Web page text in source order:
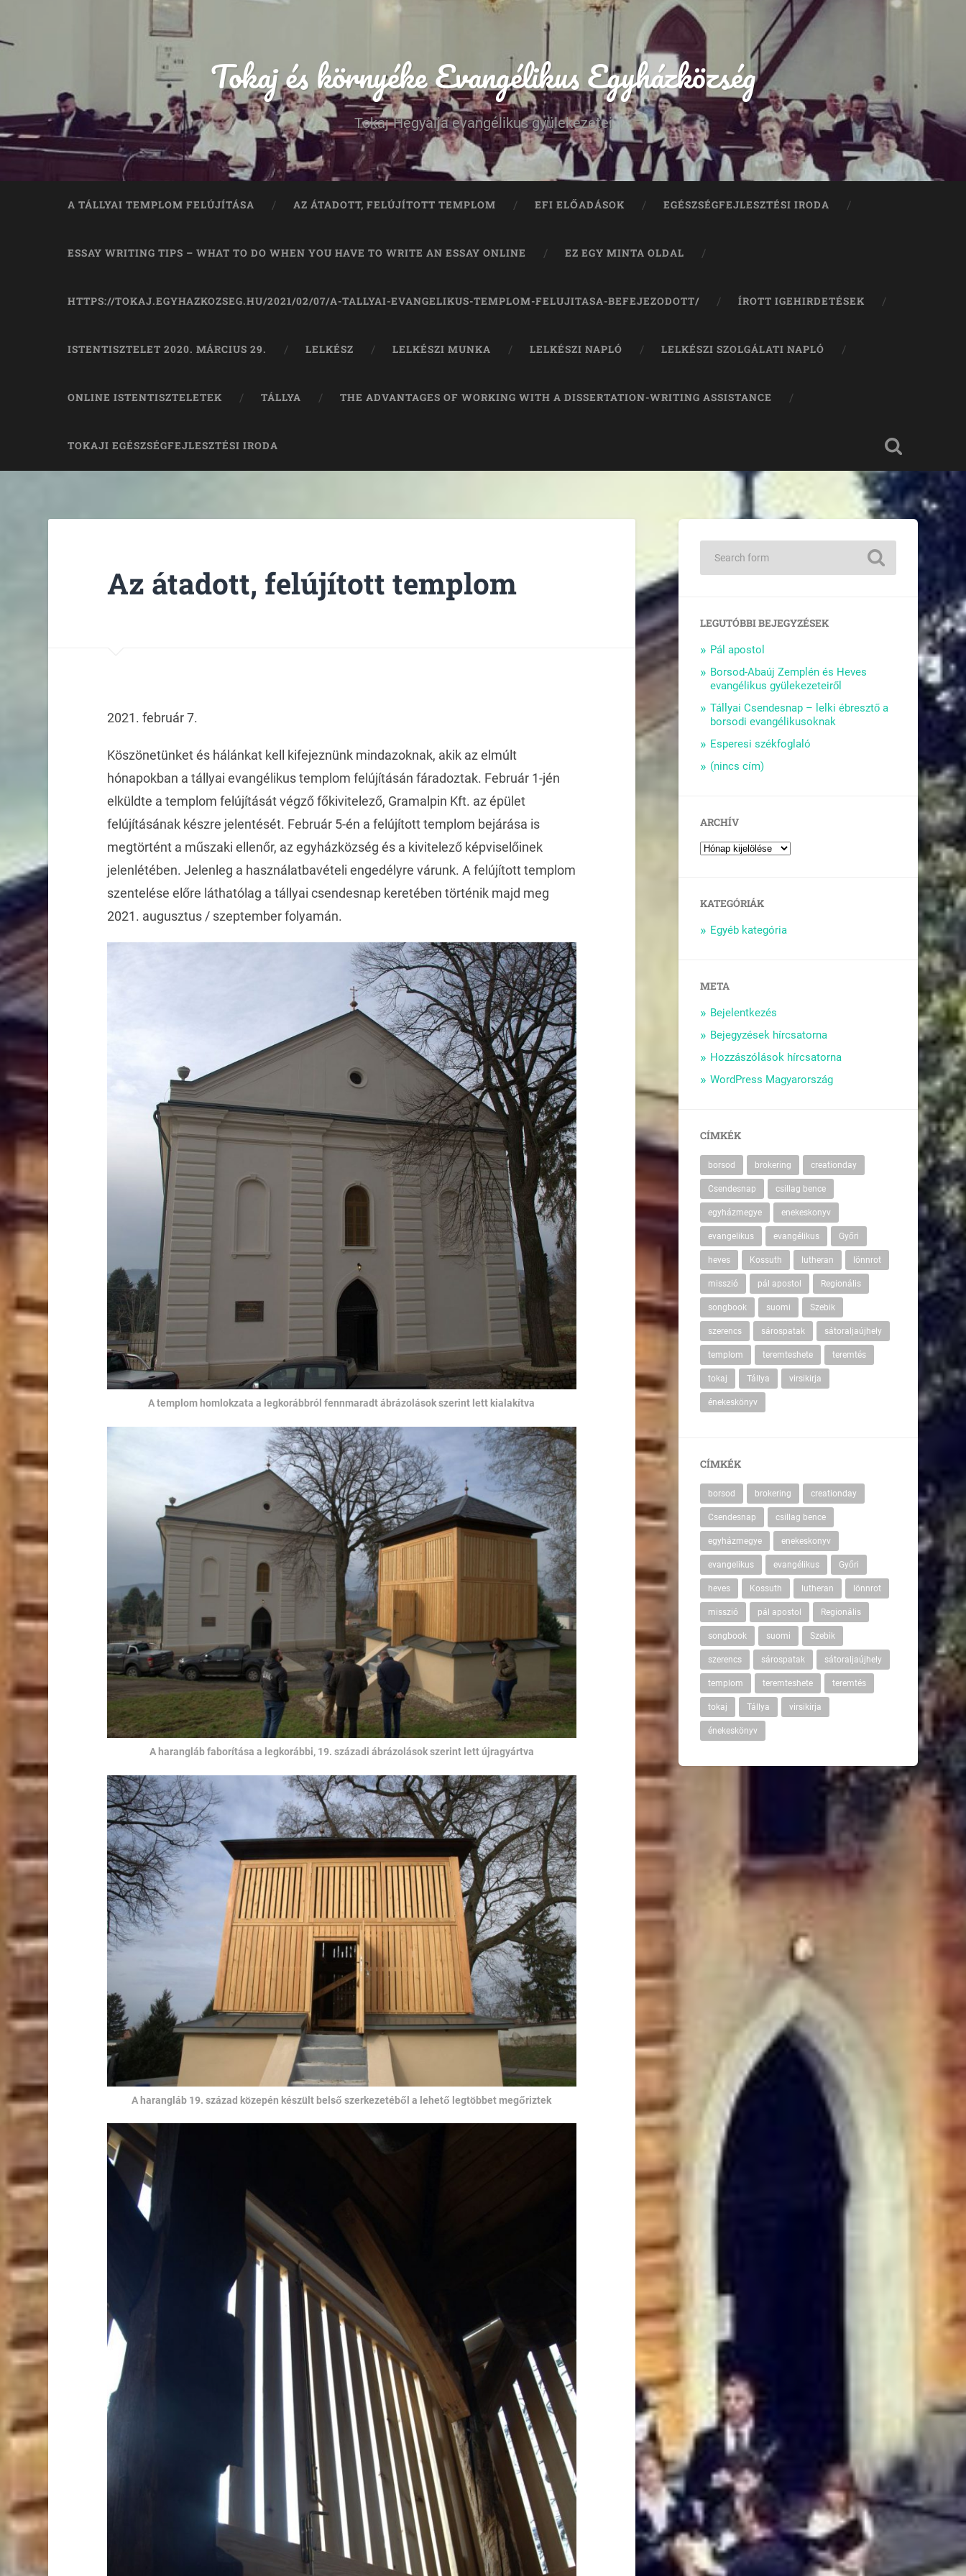
Tokaj és környéke Evangélikus Egyházközség
Tokaj-Hegyalja evangélikus gyülekezetei
A TÁLLYAI TEMPLOM FELÚJÍTÁSA AZ ÁTADOTT, FELÚJÍTOTT TEMPLOM EFI ELŐADÁSOK EGÉSZSÉGFEJLESZTÉSI IRODA
ESSAY WRITING TIPS – WHAT TO DO WHEN YOU HAVE TO WRITE AN ESSAY ONLINE EZ EGY MINTA OLDAL
HTTPS://TOKAJ.EGYHAZKOZSEG.HU/2021/02/07/A-TALLYAI-EVANGELIKUS-TEMPLOM-FELUJITASA-BEFEJEZODOTT/ ÍROTT IGEHIRDETÉSEK
ISTENTISZTELET 2020. MÁRCIUS 29. LELKÉSZ LELKÉSZI MUNKA LELKÉSZI NAPLÓ LELKÉSZI SZOLGÁLATI NAPLÓ
ONLINE ISTENTISZTELETEK TÁLLYA THE ADVANTAGES OF WORKING WITH A DISSERTATION-WRITING ASSISTANCE
TOKAJI EGÉSZSÉGFEJLESZTÉSI IRODA
Az átadott, felújított templom
2021. február 7.
Köszönetünket és hálánkat kell kifejeznünk mindazoknak, akik az elmúlt
hónapokban a tállyai evangélikus templom felújításán fáradoztak. Február 1-jén
elküldte a templom felújítását végző főkivitelező, Gramalpin Kft. az épület
felújításának készre jelentését. Február 5-én a felújított templom bejárása is
megtörtént a műszaki ellenőr, az egyházközség és a kivitelező képviselőinek
jelenlétében. Jelenleg a használatbavételi engedélyre várunk. A felújított templom
szentelése előre láthatólag a tállyai csendesnap keretében történik majd meg
2021. augusztus / szeptember folyamán.
A templom homlokzata a legkorábbról fennmaradt ábrázolások szerint lett kialakítva
A harangláb faborítása a legkorábbi, 19. századi ábrázolások szerint lett újragyártva
A harangláb 19. század közepén készült belső szerkezetéből a lehető legtöbbet megőriztek
LEGUTÓBBI BEJEGYZÉSEK
Pál apostol
Borsod-Abaúj Zemplén és Heves
evangélikus gyülekezeteiről
Tállyai Csendesnap – lelki ébresztő a
borsodi evangélikusoknak
Esperesi székfoglaló
(nincs cím)
ARCHÍV
KATEGÓRIÁK
Egyéb kategória
META
Bejelentkezés
Bejegyzések hírcsatorna
Hozzászólások hírcsatorna
WordPress Magyarország
CÍMKÉK
borsod brokering creationday
Csendesnap csillag bence
egyházmegye enekeskonyv
evangelikus evangélikus Győri
heves Kossuth lutheran lönnrot
misszió pál apostol Regionális
songbook suomi Szebik
szerencs sárospatak sátoraljaújhely
templom teremteshete teremtés
tokaj Tállya virsikirja
énekeskönyv
CÍMKÉK
borsod brokering creationday
Csendesnap csillag bence
egyházmegye enekeskonyv
evangelikus evangélikus Győri
heves Kossuth lutheran lönnrot
misszió pál apostol Regionális
songbook suomi Szebik
szerencs sárospatak sátoraljaújhely
templom teremteshete teremtés
tokaj Tállya virsikirja
énekeskönyv